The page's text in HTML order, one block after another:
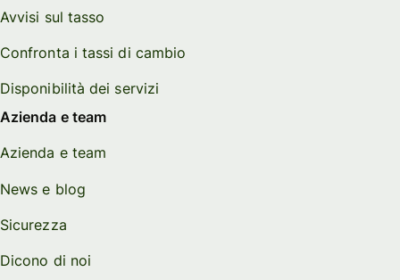
Avvisi sul tasso
Confronta i tassi di cambio
Disponibilità dei servizi
Azienda e team
Azienda e team
News e blog
Sicurezza
Dicono di noi